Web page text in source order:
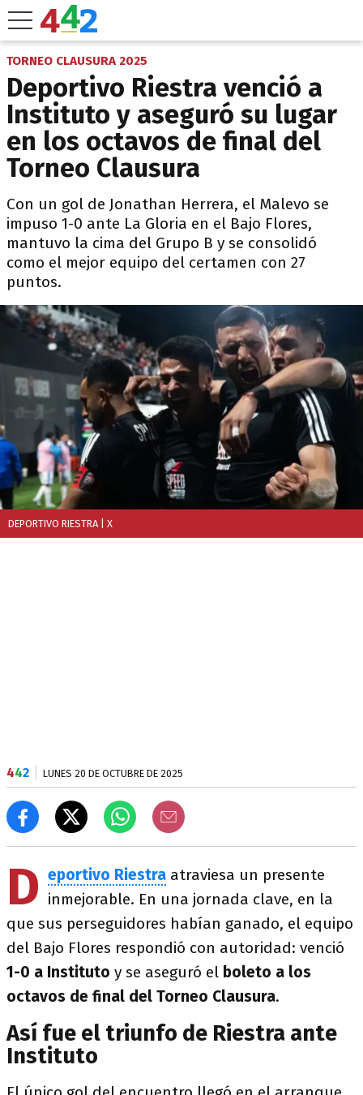
TORNEO CLAUSURA 2025
Deportivo Riestra venció a
Instituto y aseguró su lugar
en los octavos de final del
Torneo Clausura
Con un gol de Jonathan Herrera, el Malevo se
impuso 1-0 ante La Gloria en el Bajo Flores,
mantuvo la cima del Grupo B y se consolidó
como el mejor equipo del certamen con 27
puntos.
DEPORTIVO RIESTRA | X
442 LUNES 20 DE OCTUBRE DE 2025
D eportivo Riestra atraviesa un presente
inmejorable. En una jornada clave, en la
que sus perseguidores habían ganado, el equipo
del Bajo Flores respondió con autoridad: venció
1-0 a Instituto y se aseguró el boleto a los
octavos de final del Torneo Clausura.
Así fue el triunfo de Riestra ante
Instituto